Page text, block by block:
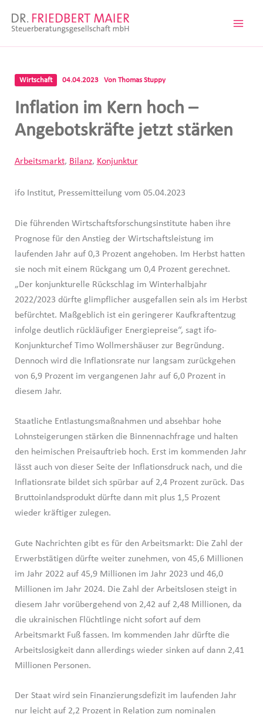
Inhalt
Wirtschaft 04.04.2023 Von Thomas Stuppy
Inflation im Kern hoch –
Angebotskräfte jetzt stärken
Arbeitsmarkt, Bilanz, Konjunktur
ifo Institut, Pressemitteilung vom 05.04.2023
Die führenden Wirtschaftsforschungsinstitute haben ihre
Prognose für den Anstieg der Wirtschaftsleistung im
laufenden Jahr auf 0,3 Prozent angehoben. Im Herbst hatten
sie noch mit einem Rückgang um 0,4 Prozent gerechnet.
„Der konjunkturelle Rückschlag im Winterhalbjahr
2022/2023 dürfte glimpflicher ausgefallen sein als im Herbst
befürchtet. Maßgeblich ist ein geringerer Kaufkraftentzug
infolge deutlich rückläufiger Energiepreise“, sagt ifo-
Konjunkturchef Timo Wollmershäuser zur Begründung.
Dennoch wird die Inflationsrate nur langsam zurückgehen
von 6,9 Prozent im vergangenen Jahr auf 6,0 Prozent in
diesem Jahr.
Staatliche Entlastungsmaßnahmen und absehbar hohe
Lohnsteigerungen stärken die Binnennachfrage und halten
den heimischen Preisauftrieb hoch. Erst im kommenden Jahr
lässt auch von dieser Seite der Inflationsdruck nach, und die
Inflationsrate bildet sich spürbar auf 2,4 Prozent zurück. Das
Bruttoinlandsprodukt dürfte dann mit plus 1,5 Prozent
wieder kräftiger zulegen.
Gute Nachrichten gibt es für den Arbeitsmarkt: Die Zahl der
Erwerbstätigen dürfte weiter zunehmen, von 45,6 Millionen
im Jahr 2022 auf 45,9 Millionen im Jahr 2023 und 46,0
Millionen im Jahr 2024. Die Zahl der Arbeitslosen steigt in
diesem Jahr vorübergehend von 2,42 auf 2,48 Millionen, da
die ukrainischen Flüchtlinge nicht sofort auf dem
Arbeitsmarkt Fuß fassen. Im kommenden Jahr dürfte die
Arbeitslosigkeit dann allerdings wieder sinken auf dann 2,41
Millionen Personen.
Der Staat wird sein Finanzierungsdefizit im laufenden Jahr
nur leicht auf 2,2 Prozent in Relation zum nominalen